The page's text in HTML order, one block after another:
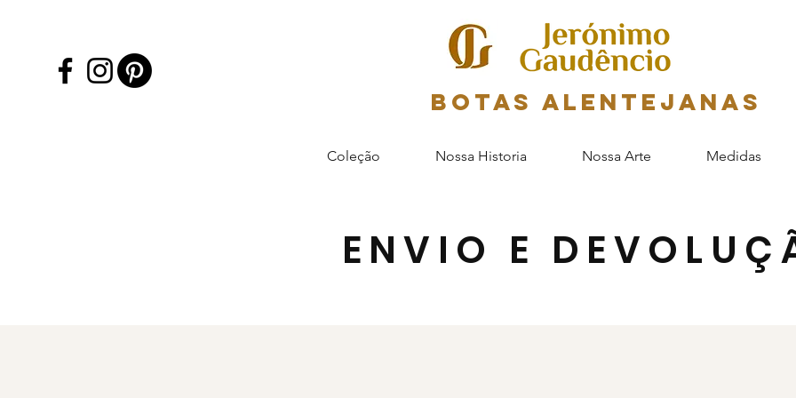
Botas Alentejanas
Coleção Nossa Historia Nossa Arte Medidas
ENVIO E